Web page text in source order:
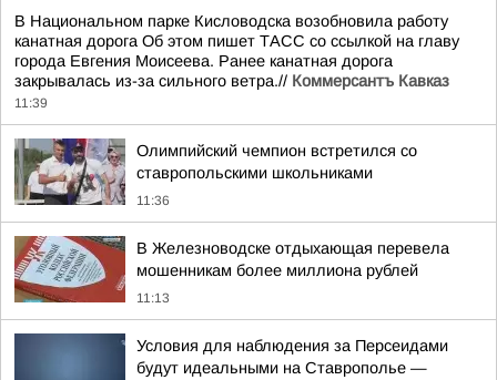
В Национальном парке Кисловодска возобновила работу
канатная дорога Об этом пишет ТАСС со ссылкой на главу
города Евгения Моисеева. Ранее канатная дорога
закрывалась из-за сильного ветра.// Коммерсантъ Кавказ
11:39
Олимпийский чемпион встретился со
ставропольскими школьниками
11:36
В Железноводске отдыхающая перевела
мошенникам более миллиона рублей
11:13
Условия для наблюдения за Персеидами
будут идеальными на Ставрополье —